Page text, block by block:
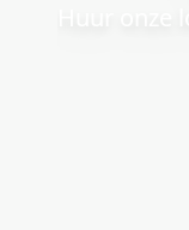
Huur